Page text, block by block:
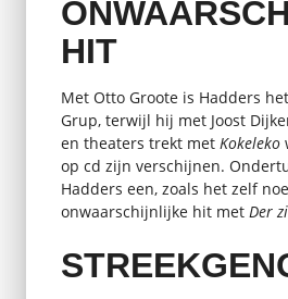
HIT
Met Otto Groote is Hadders
Grup, terwijl hij met Joost
en theaters trekt met Kokeleko
op cd zijn verschijnen.
Hadders een, zoals het zelf
onwaarschijnlijke hit met Der